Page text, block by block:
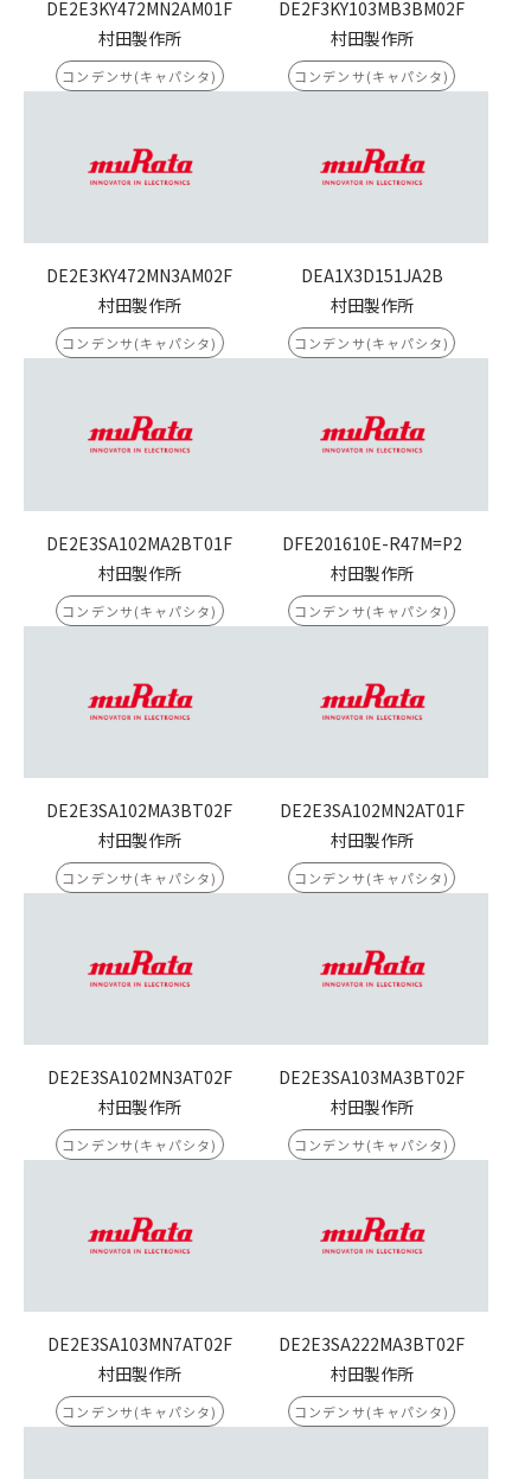
DE2E3KY472MN2AM01F
村田製作所
コンデンサ(キャパシタ)
DE2F3KY103MB3BM02F
村田製作所
コンデンサ(キャパシタ)
DE2E3KY472MN3AM02F
村田製作所
コンデンサ(キャパシタ)
DEA1X3D151JA2B
村田製作所
コンデンサ(キャパシタ)
DE2E3SA102MA2BT01F
村田製作所
コンデンサ(キャパシタ)
DFE201610E-R47M=P2
村田製作所
コンデンサ(キャパシタ)
DE2E3SA102MA3BT02F
村田製作所
コンデンサ(キャパシタ)
DE2E3SA102MN2AT01F
村田製作所
コンデンサ(キャパシタ)
DE2E3SA102MN3AT02F
村田製作所
コンデンサ(キャパシタ)
DE2E3SA103MA3BT02F
村田製作所
コンデンサ(キャパシタ)
DE2E3SA103MN7AT02F
村田製作所
コンデンサ(キャパシタ)
DE2E3SA222MA3BT02F
村田製作所
コンデンサ(キャパシタ)